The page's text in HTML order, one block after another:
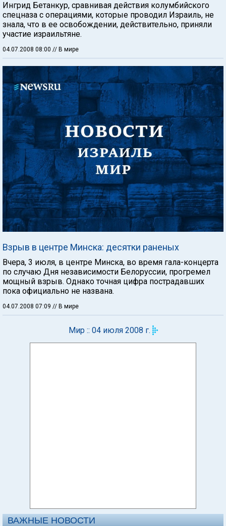
Ингрид Бетанкур, сравнивая действия колумбийского
спецназа с операциями, которые проводил Израиль, не
знала, что в ее освобождении, действительно, приняли
участие израильтяне.
04.07.2008 08:00 // В мире
Взрыв в центре Минска: десятки раненых
Вчера, 3 июля, в центре Минска, во время гала-концерта
по случаю Дня независимости Белоруссии, прогремел
мощный взрыв. Однако точная цифра пострадавших
пока официально не названа.
04.07.2008 07:09 // В мире
Мир :: 04 июля 2008 г.
ВАЖНЫЕ НОВОСТИ